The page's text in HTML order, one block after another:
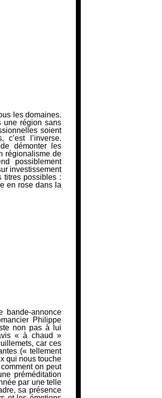
les domaines.
une région sans
soient
l’inverse.
démonter les
régionalisme de
possiblement
investissement
titres possibles :
en rose dans la
bande-annonce
Philippe
non pas à lui
« à chaud »
car ces
(« tellement
qui nous touche
on peut
préméditation
par une telle
sa présence